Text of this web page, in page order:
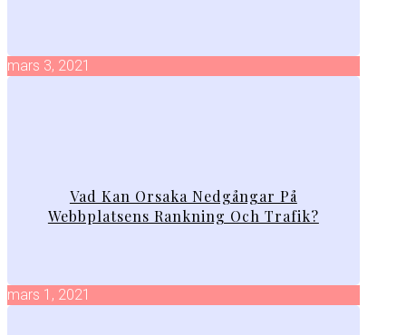
mars 3, 2021
Vad Kan Orsaka Nedgångar På
Webbplatsens Rankning Och Trafik?
mars 1, 2021